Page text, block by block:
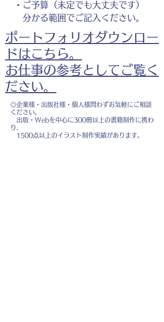
・ご予算（未定でも大丈夫です）
分かる範囲でご記入ください。
ポートフォリオダウンロー
ドはこちら。
お仕事の参考としてご覧く
ださい。
◎企業様・出版社様・個人様問わずお気軽にご相談
ください。
出版・Webを中心に300冊以上の書籍制作に携わ
り、
1500点以上のイラスト制作実績があります。